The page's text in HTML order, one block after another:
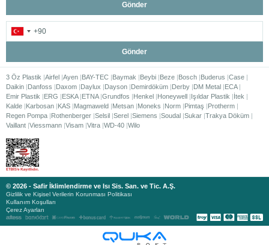
Gönder
Gönder
3 Öz Plastik Airfel Ayen BAY-TEC Baymak Beybi Beze Bosch Buderus Case
Daikin Danfoss Daxom Daylux Dayson Demirdöküm Derby DM Metal ECA
Emir Plastik
ERG ESKA ETNA Grundfos Henkel Honeywell Işıldar Plastik
İtek
Kalde Karbosan KAS Magmaweld Metsan Moneks Norm Pimtaş
Protherm
Regen Pompa Rothenberger Selsil Serel Siemens Soudal Sukar Trakya Döküm
Vaillant Viessmann Visam Vitra WD-40 Wilo
© 2026 - Safir İklimlendirme ve Isı Sis. San. ve Tic. A.Ş.
Gizlilik ve Kişisel Verilerin Korunması Politikası
Kullanım Koşulları
Çerez Ayarları